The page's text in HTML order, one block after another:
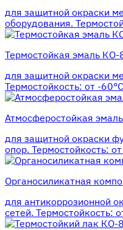
для защитной окраски
оборудования.
Термостойкая эмаль КО-
для защитной окраски
Термостойкость: от -
Атмосферостойкая
для защитной окраски
опор. Термостойкость:
Органосиликатная
для антикоррозионной
сетей. Термостойкость: